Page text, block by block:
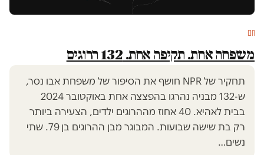
חם
משפחה אחת. תקיפה אחת. 132 הרוגים
תחקיר של NPR חושף את הסיפור של משפחת אבו נסר,
ש-132 מבניה נהרגו בהפצצה אחת באוקטובר 2024
בבית לאהיא. 40 אחוז מההרוגים ילדים, הצעירה ביותר
רק בת שישה שבועות. המבוגר מבן ההרוגים בן 79. שתי
נשים…